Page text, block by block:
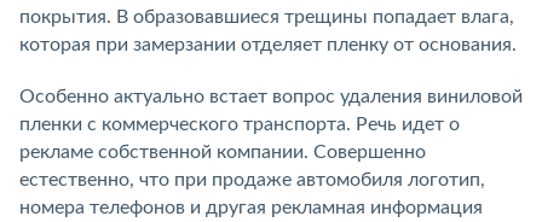
покрытия. В образовавшиеся трещины попадает влага,
которая при замерзании отделяет пленку от основания.
Особенно актуально встает вопрос удаления виниловой
пленки с коммерческого транспорта. Речь идет о
рекламе собственной компании. Совершенно
естественно, что при продаже автомобиля логотип,
номера телефонов и другая рекламная информация